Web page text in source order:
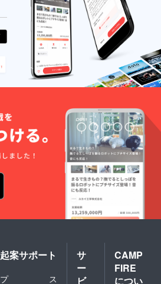
起案サポート
プ
ス
サ
ー
ビ
CAMP
FIRE
につい